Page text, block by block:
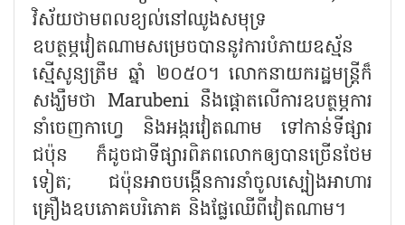
វិស័យថាមពលខ្យល់នៅឈូងសមុទ្រ
ឧបត្ថម្ភវៀតណាមសម្រេចបាននូវការបំភាយឧស្ម័ន
ស្មើសូន្យត្រឹម ឆ្នាំ ២០៥០។ លោកនាយករដ្ឋមន្ត្រីក៏
សង្ឃឹមថា Marubeni នឹងផ្តោតលើការឧបត្ថម្ភការ
នាំចេញកាហ្វេ និងអង្ករវៀតណាម ទៅកាន់ទីផ្សារ
ជប៉ុន ក៏ដូចជាទីផ្សារពិភពលោកឲ្យបានច្រើនថែម
ទៀត; ជប៉ុនអាចបង្កើនការនាំចូលស្បៀងអាហារ
គ្រឿងឧបភោគបរិភោគ និងផ្លែឈើពីវៀតណាម។